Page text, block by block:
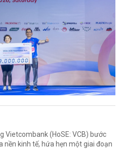
Vietcombank (HoSE: VCB) bước
nền kinh tế, hứa hẹn một giai đoạn